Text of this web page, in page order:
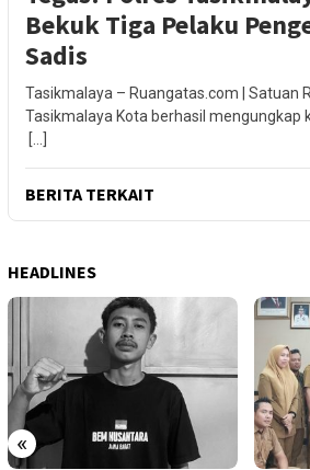
Bekuk Tiga Pelaku
Sadis
Tasikmalaya – Ruangatas.com | Satuan
Tasikmalaya Kota berhasil mengungkap
[…]
BERITA TERKAIT
HEADLINES
«